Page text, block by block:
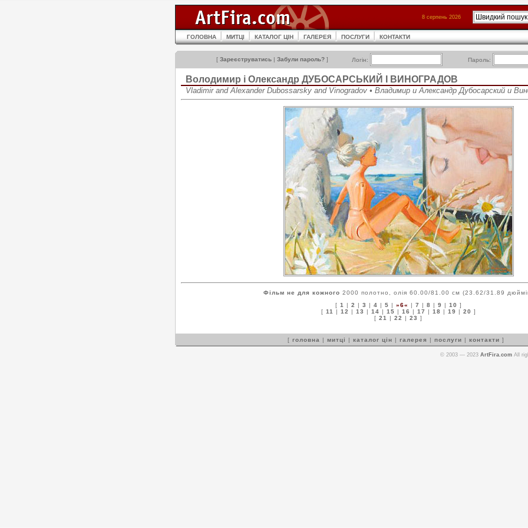
8 серпень 2026
ГОЛОВНА МИТЦІ КАТАЛОГ ЦІН ГАЛЕРЕЯ ПОСЛУГИ КОНТАКТИ
[ Зареєструватись | Забули пароль? ] Логін: Пароль:
Володимир і Олександр ДУБОСАРСЬКИЙ І ВИНОГРАДОВ
Vladimir and Alexander Dubossarsky and Vinogradov • Владимир и Александр Дубосарский и
Фільм не для кожного 2000 полотно, олія 60.00/81.00 см (23.62/31.89
[ 1 | 2 | 3 | 4 | 5 | »6« | 7 | 8 | 9 | 10 ]
[ 11 | 12 | 13 | 14 | 15 | 16 | 17 | 18 | 19 | 20 ]
[ 21 | 22 | 23 ]
[ головна | митці | каталог цін | галерея | послуги | контакти ]
© 2003 — 2023 ArtFira.com All